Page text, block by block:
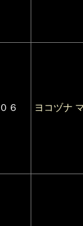
６ ヨコヅナ